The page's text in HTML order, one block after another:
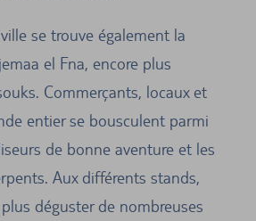
se trouve également la
el Fna, encore plus
Commerçants, locaux et
entier se bousculent parmi
de bonne aventure et les
Aux différents stands,
déguster de nombreuses